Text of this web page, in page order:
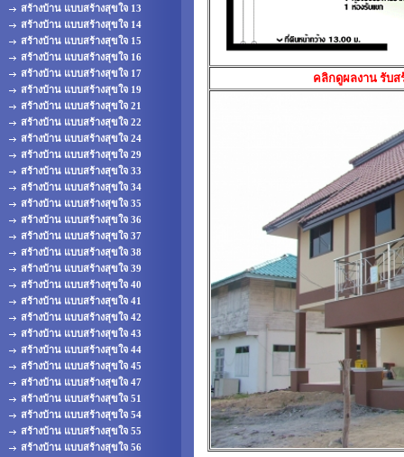
สร้างบ้าน แบบสร้างสุขใจ 13
สร้างบ้าน แบบสร้างสุขใจ 14
สร้างบ้าน แบบสร้างสุขใจ 15
สร้างบ้าน แบบสร้างสุขใจ 16
สร้างบ้าน แบบสร้างสุขใจ 17
สร้างบ้าน แบบสร้างสุขใจ 19
สร้างบ้าน แบบสร้างสุขใจ 21
สร้างบ้าน แบบสร้างสุขใจ 22
สร้างบ้าน แบบสร้างสุขใจ 24
สร้างบ้าน แบบสร้างสุขใจ 29
สร้างบ้าน แบบสร้างสุขใจ 33
สร้างบ้าน แบบสร้างสุขใจ 34
สร้างบ้าน แบบสร้างสุขใจ 35
สร้างบ้าน แบบสร้างสุขใจ 36
สร้างบ้าน แบบสร้างสุขใจ 37
สร้างบ้าน แบบสร้างสุขใจ 38
สร้างบ้าน แบบสร้างสุขใจ 39
สร้างบ้าน แบบสร้างสุขใจ 40
สร้างบ้าน แบบสร้างสุขใจ 41
สร้างบ้าน แบบสร้างสุขใจ 42
สร้างบ้าน แบบสร้างสุขใจ 43
สร้างบ้าน แบบสร้างสุขใจ 44
สร้างบ้าน แบบสร้างสุขใจ 45
สร้างบ้าน แบบสร้างสุขใจ 47
สร้างบ้าน แบบสร้างสุขใจ 51
สร้างบ้าน แบบสร้างสุขใจ 54
สร้างบ้าน แบบสร้างสุขใจ 55
สร้างบ้าน แบบสร้างสุขใจ 56
คลิกดูผลงาน รับส